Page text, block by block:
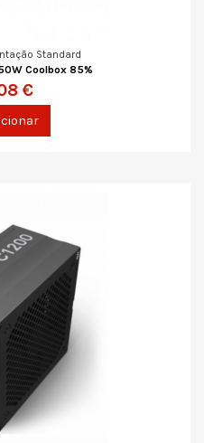
Standard
Coolbox 85%
€